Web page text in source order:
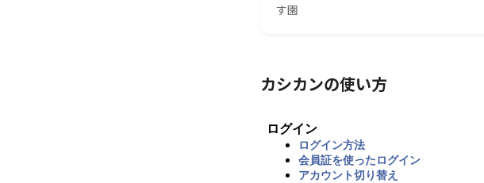
す園
カシカンの使い方
ログイン
ログイン方法
会員証を使ったログイン
アカウント切り替え